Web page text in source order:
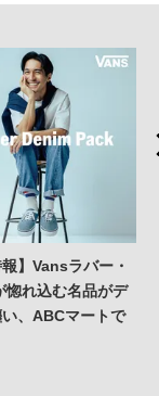
報】Vansラバー・
惚れ込む名品がデ
、ABCマートで